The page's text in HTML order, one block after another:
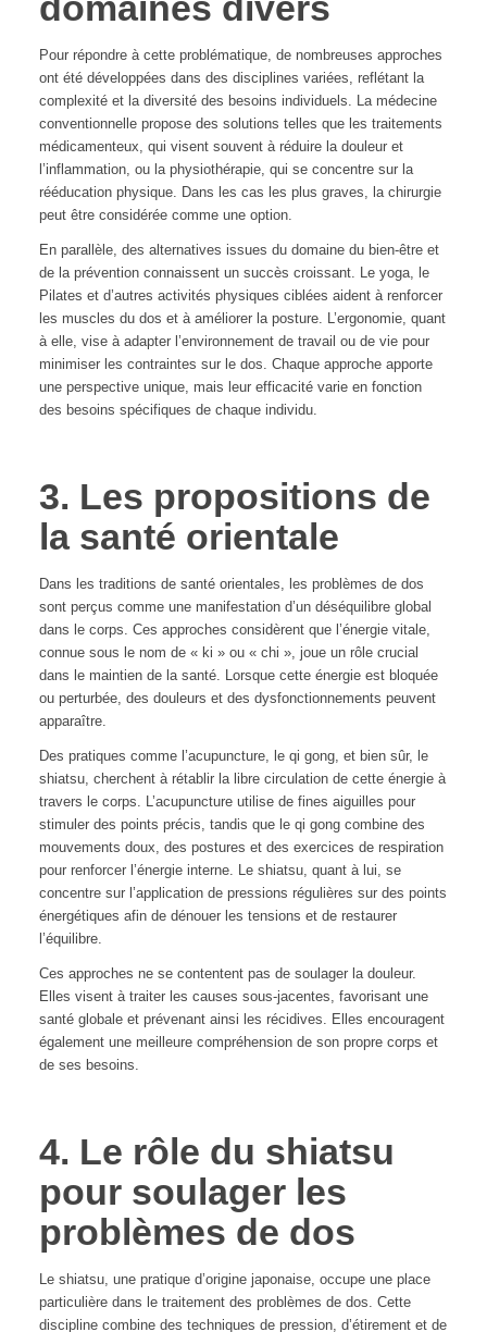
Pour répondre à cette problématique, de nombreuses approches
ont été développées dans des disciplines variées, reflétant la
complexité et la diversité des besoins individuels. La médecine
conventionnelle propose des solutions telles que les traitements
médicamenteux, qui visent souvent à réduire la douleur et
l’inflammation, ou la physiothérapie, qui se concentre sur la
rééducation physique. Dans les cas les plus graves, la chirurgie
peut être considérée comme une option.
En parallèle, des alternatives issues du domaine du bien-être et
de la prévention connaissent un succès croissant. Le yoga, le
Pilates et d’autres activités physiques ciblées aident à renforcer
les muscles du dos et à améliorer la posture. L’ergonomie, quant
à elle, vise à adapter l’environnement de travail ou de vie pour
minimiser les contraintes sur le dos. Chaque approche apporte
une perspective unique, mais leur efficacité varie en fonction
des besoins spécifiques de chaque individu.
3. Les propositions de
la santé orientale
Dans les traditions de santé orientales, les problèmes de dos
sont perçus comme une manifestation d’un déséquilibre global
dans le corps. Ces approches considèrent que l’énergie vitale,
connue sous le nom de « ki » ou « chi », joue un rôle crucial
dans le maintien de la santé. Lorsque cette énergie est bloquée
ou perturbée, des douleurs et des dysfonctionnements peuvent
apparaître.
Des pratiques comme l’acupuncture, le qi gong, et bien sûr, le
shiatsu, cherchent à rétablir la libre circulation de cette énergie à
travers le corps. L’acupuncture utilise de fines aiguilles pour
stimuler des points précis, tandis que le qi gong combine des
mouvements doux, des postures et des exercices de respiration
pour renforcer l’énergie interne. Le shiatsu, quant à lui, se
concentre sur l’application de pressions régulières sur des points
énergétiques afin de dénouer les tensions et de restaurer
l’équilibre.
Ces approches ne se contentent pas de soulager la douleur.
Elles visent à traiter les causes sous-jacentes, favorisant une
santé globale et prévenant ainsi les récidives. Elles encouragent
également une meilleure compréhension de son propre corps et
de ses besoins.
4. Le rôle du shiatsu
pour soulager les
problèmes de dos
Le shiatsu, une pratique d’origine japonaise, occupe une place
particulière dans le traitement des problèmes de dos. Cette
discipline combine des techniques de pression, d’étirement et de